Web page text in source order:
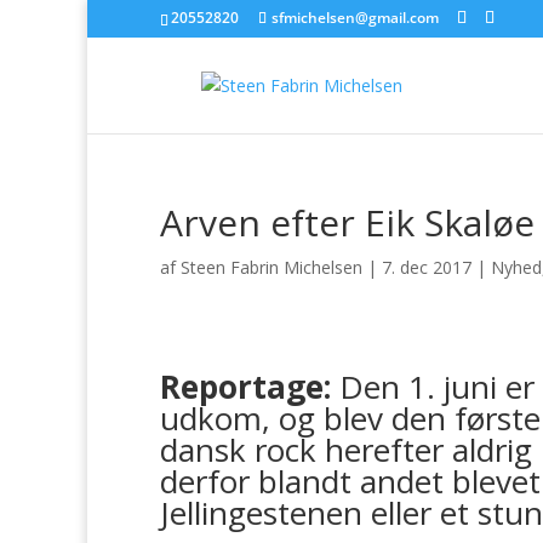
20552820 sfmichelsen@gmail.com
Arven efter Eik
af Steen Fabrin Michelsen | 7. dec 2017 |
Reportage: Den 1. juni
udkom, og blev den
dansk rock herefter
derfor blandt andet
Jellingestenen eller et